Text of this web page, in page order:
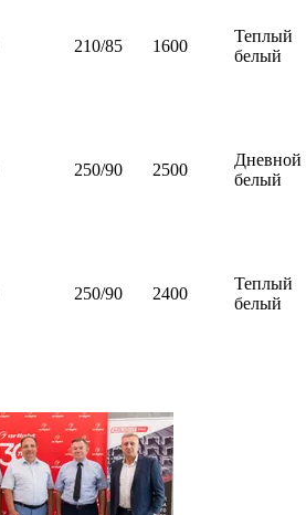
210/85 1600
Теплый
белый
250/90 2500
Дневной
белый
250/90 2400
Теплый
белый